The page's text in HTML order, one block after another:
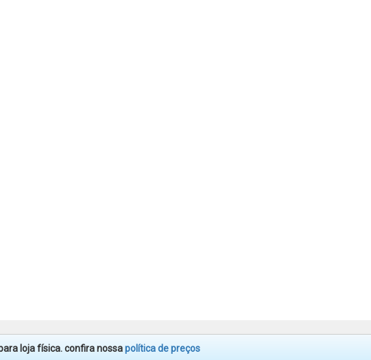
loja física. confira nossapolítica de preços